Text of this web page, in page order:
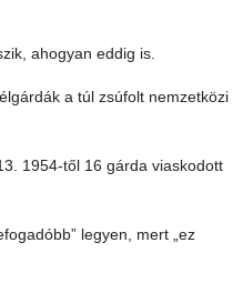
ahogyan eddig is.
a túl zsúfolt nemzetközi
1954-től 16 gárda viaskodott
legyen, mert „ez